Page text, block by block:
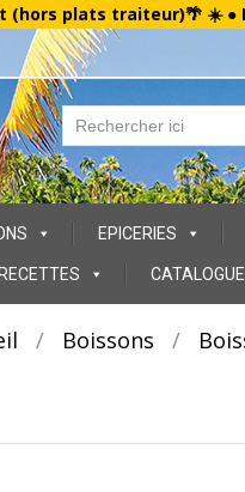
(hors plats traiteur)🌴 ☀️ ●
EPICERIES
RECETTES
/ Boissons /